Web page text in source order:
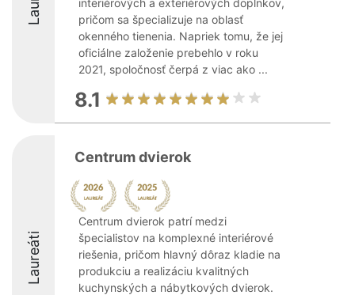
interiérových a exteriérových doplnkov,
pričom sa špecializuje na oblasť
okenného tienenia. Napriek tomu, že jej
oficiálne založenie prebehlo v roku
2021, spoločnosť čerpá z viac ako ...
8.1
Laureáti
Centrum dvierok
Centrum dvierok patrí medzi
špecialistov na komplexné interiérové
riešenia, pričom hlavný dôraz kladie na
produkciu a realizáciu kvalitných
kuchynských a nábytkových dvierok.